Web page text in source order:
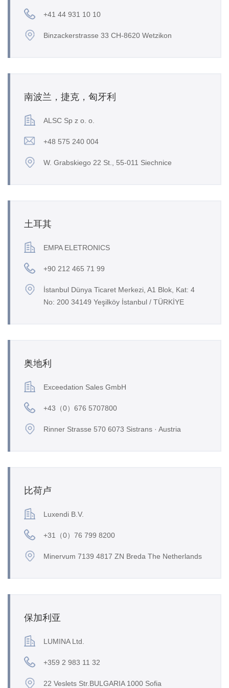
+41 44 931 10 10
Binzackerstrasse 33 CH-8620 Wetzikon
南波兰，捷克，匈牙利
ALSC Sp z o. o.
+48 575 240 004
W. Grabskiego 22 St., 55-011 Siechnice
土耳其
EMPA ELETRONICS
+90 212 465 71 99
İstanbul Dünya Ticaret Merkezi, A1 Blok, Kat: 4
No: 200 34149 Yeşilköy İstanbul / TÜRKİYE
奥地利
Exceedation Sales GmbH
+43（0）676 5707800
Rinner Strasse 570 6073 Sistrans · Austria
比荷卢
Luxendi B.V.
+31（0）76 799 8200
Minervum 7139 4817 ZN Breda The Netherlands
保加利亚
LUMINA Ltd.
+359 2 983 11 32
22 Veslets Str.BULGARIA 1000 Sofia